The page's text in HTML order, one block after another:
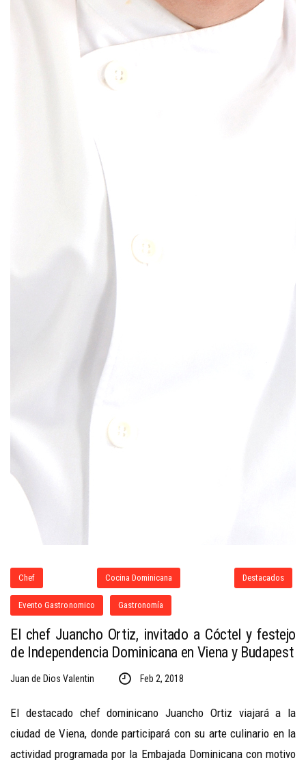
Chef Cocina Dominicana Destacados
Evento Gastronomico Gastronomía
El chef Juancho Ortiz, invitado a Cóctel y festejo
de Independencia Dominicana en Viena y Budapest
Juan de Dios Valentin Feb 2, 2018
El destacado chef dominicano Juancho Ortiz viajará a la
ciudad de Viena, donde participará con su arte culinario en la
actividad programada por la Embajada Dominicana con motivo